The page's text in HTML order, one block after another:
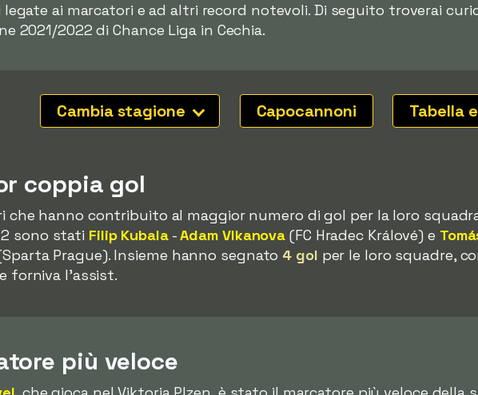
ai marcatori e ad altri record notevoli. Di seguito troverai
2021/2022 di Chance Liga in Cechia.
Cambia stagione Capocannoni Tabella
coppia gol
che hanno contribuito al maggior numero di gol per la loro
sono stati Filip Kubala-Adam Vlkanova (FC Hradec Králové) e
Prague). Insieme hanno segnato 4 gol per le loro squadre,
forniva l'assist.
più veloce